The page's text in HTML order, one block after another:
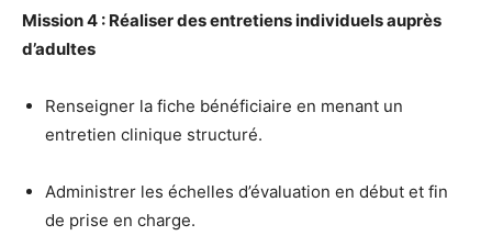
Mission 4 : Réaliser des entretiens individuels auprès
d’adultes
Renseigner la fiche bénéficiaire en menant un
entretien clinique structuré.
Administrer les échelles d’évaluation en début et fin
de prise en charge.